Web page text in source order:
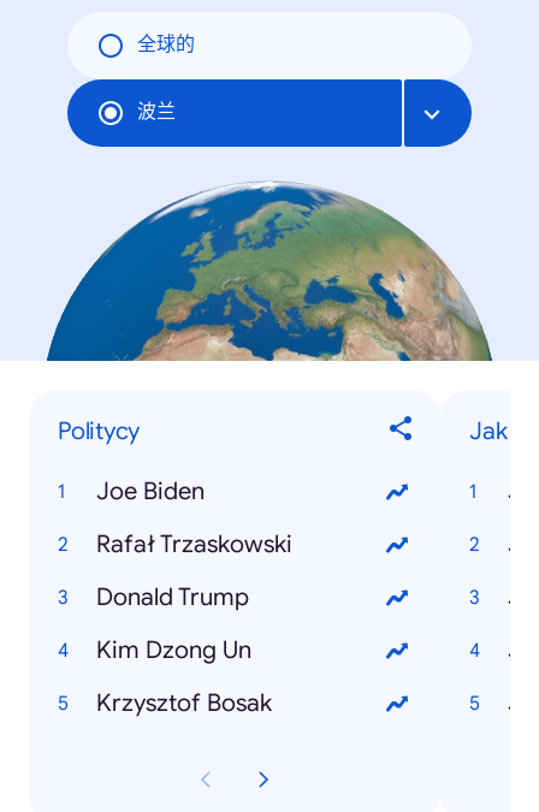
全球的
波兰
Politycy
Joe Biden
Rafał Trzaskowski
Donald Trump
Kim Dzong Un
Krzysztof Bosak
Jak